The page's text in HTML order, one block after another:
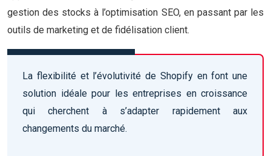
gestion des stocks à l’optimisation SEO, en passant par les
outils de marketing et de fidélisation client.
La flexibilité et l’évolutivité de Shopify en font une
solution idéale pour les entreprises en croissance
qui cherchent à s’adapter rapidement aux
changements du marché.